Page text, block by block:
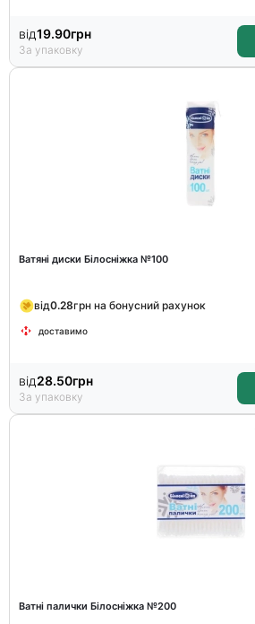
від19.90грн
За упаковку
Ватяні диски Білосніжка №100
від0.28грн на бонусний рахунок
доставимо
від28.50грн
За упаковку
Ватні палички Білосніжка №200